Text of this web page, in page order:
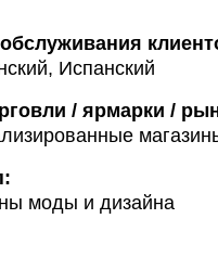
Испанский
/ ярмарки /
моды и дизайна